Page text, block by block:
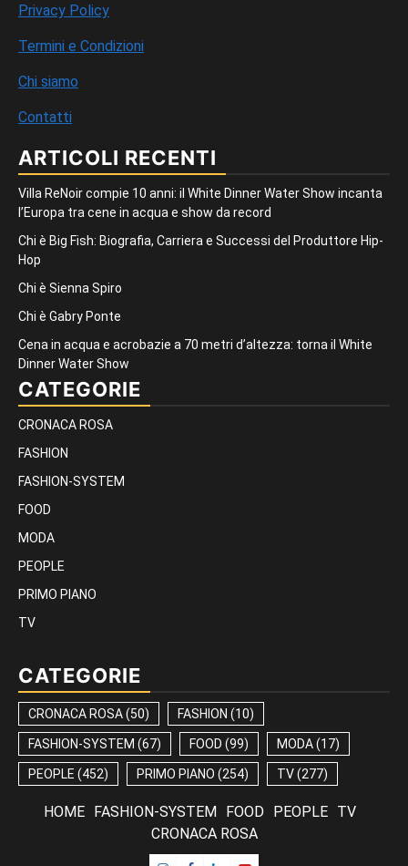
Privacy Policy
Termini e Condizioni
Chi siamo
Contatti
ARTICOLI RECENTI
Villa ReNoir compie 10 anni: il White Dinner Water Show incanta
l’Europa tra cene in acqua e show da record
Chi è Big Fish: Biografia, Carriera e Successi del Produttore Hip-
Hop
Chi è Sienna Spiro
Chi è Gabry Ponte
Cena in acqua e acrobazie a 70 metri d’altezza: torna il White
Dinner Water Show
CATEGORIE
CRONACA ROSA
FASHION
FASHION-SYSTEM
FOOD
MODA
PEOPLE
PRIMO PIANO
TV
CATEGORIE
CRONACA ROSA(50) FASHION (10)
FASHION-SYSTEM (67) FOOD (99) MODA(17)
PEOPLE (452) PRIMO PIANO (254) TV(277)
HOME FASHION-SYSTEM FOOD PEOPLE
TV
CRONACA ROSA